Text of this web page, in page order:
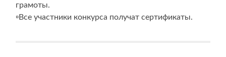
грамоты.
▫️Все участники конкурса получат сертификаты.